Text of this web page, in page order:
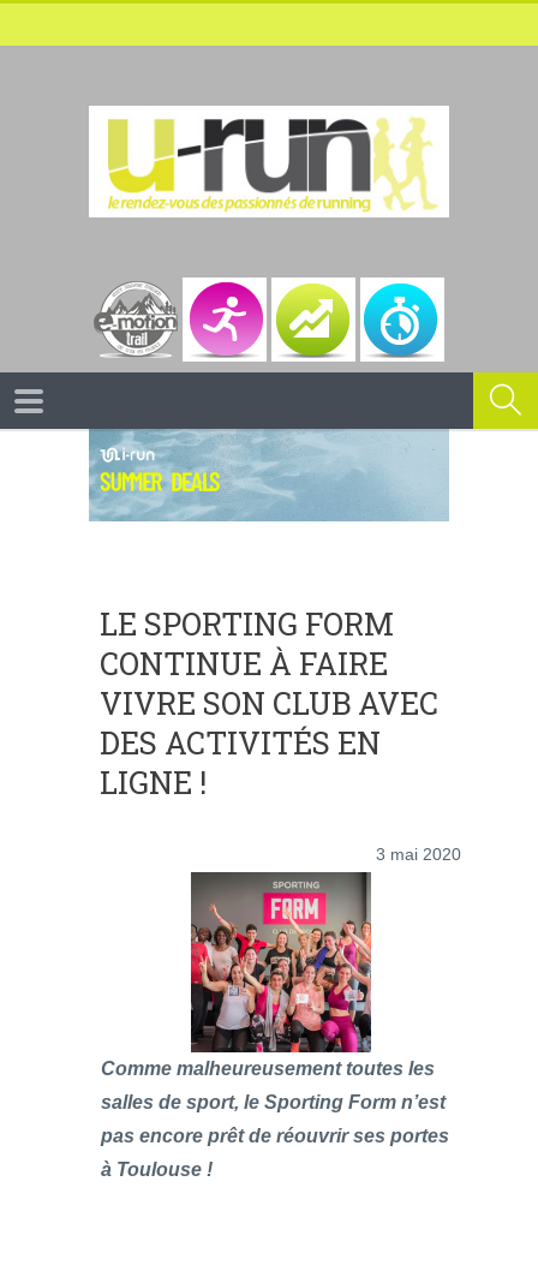
LE SPORTING FORM
CONTINUE À FAIRE
VIVRE SON CLUB AVEC
DES ACTIVITÉS EN
LIGNE !
3 mai 2020
Comme malheureusement toutes les
salles de sport, le Sporting Form n’est
pas encore prêt de réouvrir ses portes
à Toulouse !